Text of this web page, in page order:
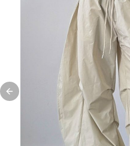
Previous slide